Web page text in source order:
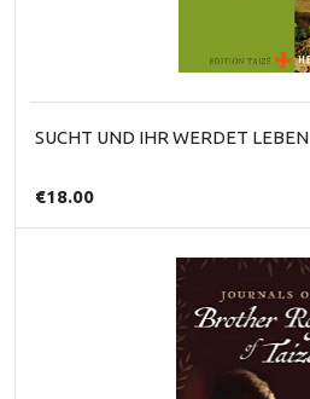
SUCHT UND IHR WERDET LEBEN
€18.00